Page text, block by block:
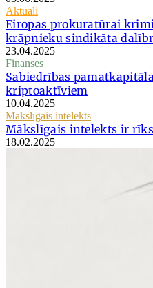
Aktuāli
Eiropas prokuratūrai
krāpnieku sindikāta
23.04.2025
Finanses
Sabiedrības
kriptoaktīviem
10.04.2025
Mākslīgais intelekts
Mākslīgais intelekts ir
18.02.2025